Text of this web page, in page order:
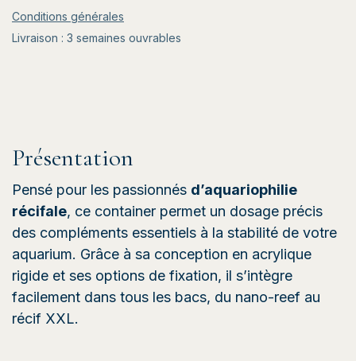
Conditions générales
Livraison : 3 semaines ouvrables
Présentation
Pensé pour les passionnés d’aquariophilie
récifale, ce container permet un dosage précis
des compléments essentiels à la stabilité de votre
aquarium. Grâce à sa conception en acrylique
rigide et ses options de fixation, il s’intègre
facilement dans tous les bacs, du nano-reef au
récif XXL.